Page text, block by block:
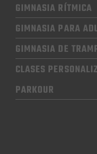
GIMNASIA RÍTMICA
GIMNASIA PARA
GIMNASIA DE
CLASES
PARKOUR